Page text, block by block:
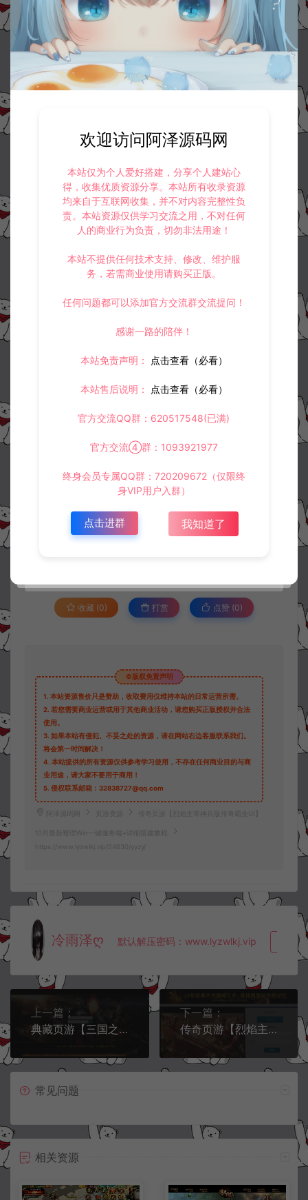
此资源下载价格为 30 星钻，请先 登录
收藏 (0) 打赏 点赞 (0)
©版权免责声明
1. 本站资源售价只是赞助，收取费用仅维持本站的日常运营所需。
2. 若您需要商业运营或用于其他商业活动，请您购买正版授权并合法
使用。
3. 如果本站有侵犯、不妥之处的资源，请在网站右边客服联系我们。
将会第一时间解决！
4. 本站提供的所有资源仅供参考学习使用，不存在任何商业目的与商
业用途，请大家不要用于商用！
5. 侵权联系邮箱：32838727@qq.com
阿泽源码网 页游资源 传奇页游【烈焰主宰神兵版传奇霸业UI】
10月最新整理Win一键服务端+详细搭建教程
https://www.lyzwlkj.vip/24630/yyzy/
冷雨泽ღ 默认解压密码：www.lyzwlkj.vip 复
上一篇：
典藏页游【三国之汉末机甲伝】10月最新整理Win一键服务端+详细搭建教程
下一篇：
传奇页游【烈焰主宰飞升版】10月最新整理Win一键服务端+GM工具+详细搭建教程
常见问题
相关资源
欢迎访问阿泽源码网
本站仅为个人爱好搭建，分享个人建站心
得，收集优质资源分享。本站所有收录资源
均来自于互联网收集，并不对内容完整性负
责。本站资源仅供学习交流之用，不对任何
人的商业行为负责，切勿非法用途！
本站不提供任何技术支持、修改、维护服
务，若需商业使用请购买正版。
任何问题都可以添加官方交流群交流提问！
感谢一路的陪伴！
本站免责声明： 点击查看（必看）
本站售后说明： 点击查看（必看）
官方交流QQ群：620517548(已满)
官方交流④群：1093921977
终身会员专属QQ群：720209672（仅限终
身VIP用户入群）
点击进群 我知道了